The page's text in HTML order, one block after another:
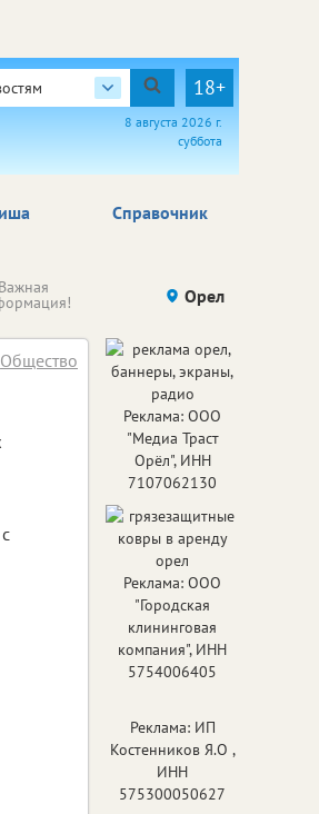
18+
8 августа 2026 г.
суббота
Справочник
Важная Происшествия Здоровье
Орел
Общество
Реклама: ООО
"Медиа Траст
Орёл", ИНН
7107062130
Реклама: ООО
"Городская
клининговая
компания", ИНН
5754006405
Реклама: ИП
Костенников Я.О ,
ИНН
575300050627